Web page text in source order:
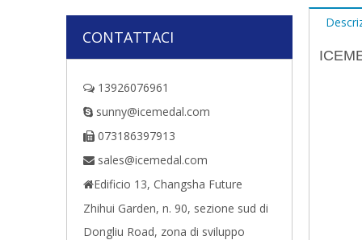
CONTATTACI
 13926076961
 sunny@icemedal.com
 073186397913
 sales@icemedal.com
Edificio 13, Changsha Future
Zhihui Garden, n. 90, sezione sud di
Dongliu Road, zona di sviluppo